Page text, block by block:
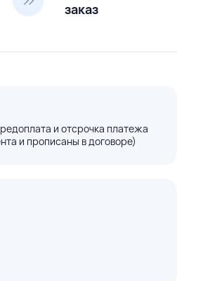
заказ
и отсрочка платежа
и прописаны в договоре)